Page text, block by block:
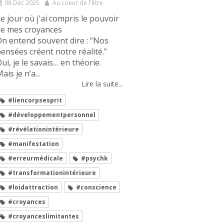
08 Déc 2025 Au coeur de l'être
jour où j'ai compris le pouvoir
mes croyances
entend souvent dire : “Nos
créent notre réalité.”
je le savais… en théorie.
je n’a...
Lire la suite...
#liencorpsesprit
#développementpersonnel
#révélationintérieure
#manifestation
#erreurmédicale
#psychk
#transformationintérieure
#loidattraction
#conscience
#croyances
#croyanceslimitantes